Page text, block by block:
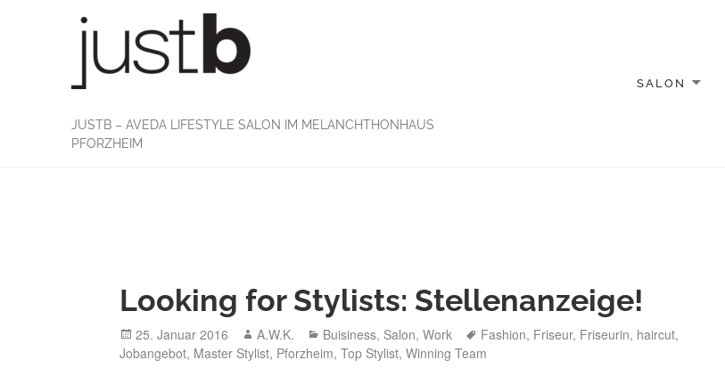
JUSTB – AVEDA LIFESTYLE SALON IM MELANCHTHONHAUS
PFORZHEIM
SALON
Looking for Stylists: Stellenanzeige!
Posted
on
25. Januar 2016 Author
A.W.K. Categories
Buisiness, Salon,Work Tags
Fashion, Friseur, Friseurin, haircut,
Jobangebot, Master Stylist, Pforzheim,Top Stylist,Winning Team